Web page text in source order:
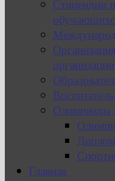
Стипендии
организации
Олимпиады
Главная